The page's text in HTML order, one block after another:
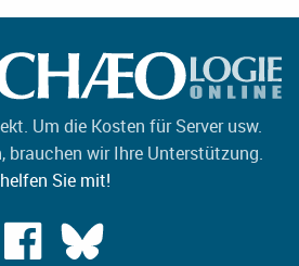
Um die Kosten für Server usw.
brauchen wir Ihre Unterstützung.
Sie mit!